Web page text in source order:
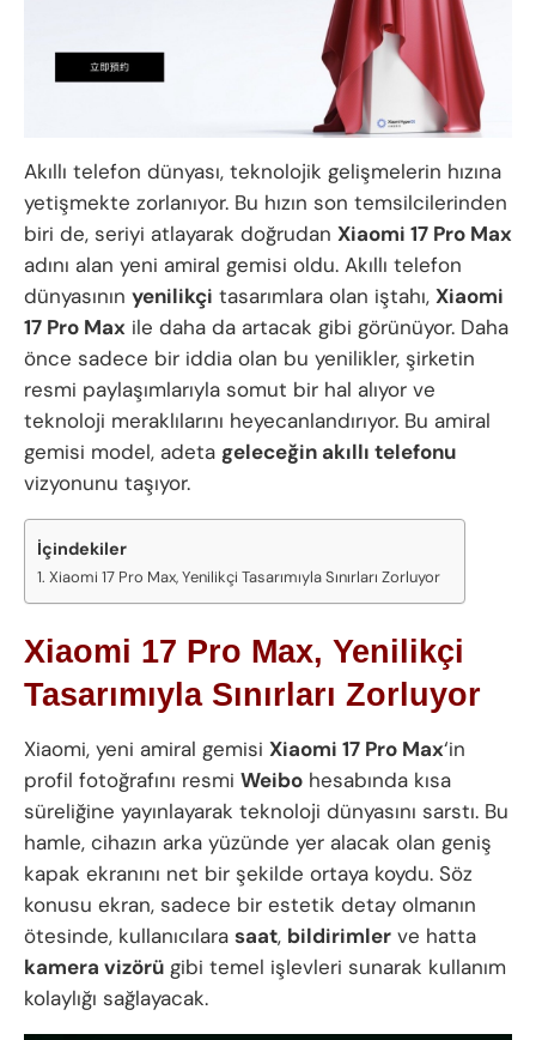
Akıllı telefon dünyası, teknolojik gelişmelerin hızına
yetişmekte zorlanıyor. Bu hızın son temsilcilerinden
biri de, seriyi atlayarak doğrudan Xiaomi 17 Pro Max
adını alan yeni amiral gemisi oldu. Akıllı telefon
dünyasının yenilikçi tasarımlara olan iştahı, Xiaomi
17 Pro Max ile daha da artacak gibi görünüyor. Daha
önce sadece bir iddia olan bu yenilikler, şirketin
resmi paylaşımlarıyla somut bir hal alıyor ve
teknoloji meraklılarını heyecanlandırıyor. Bu amiral
gemisi model, adeta geleceğin akıllı telefonu
vizyonunu taşıyor.
İçindekiler
Xiaomi 17 Pro Max, Yenilikçi Tasarımıyla Sınırları Zorluyor
Xiaomi 17 Pro Max, Yenilikçi
Tasarımıyla Sınırları Zorluyor
Xiaomi, yeni amiral gemisi Xiaomi 17 Pro Max‘in
profil fotoğrafını resmi Weibo hesabında kısa
süreliğine yayınlayarak teknoloji dünyasını sarstı. Bu
hamle, cihazın arka yüzünde yer alacak olan geniş
kapak ekranını net bir şekilde ortaya koydu. Söz
konusu ekran, sadece bir estetik detay olmanın
ötesinde, kullanıcılara saat, bildirimler ve hatta
kamera vizörü gibi temel işlevleri sunarak kullanım
kolaylığı sağlayacak.